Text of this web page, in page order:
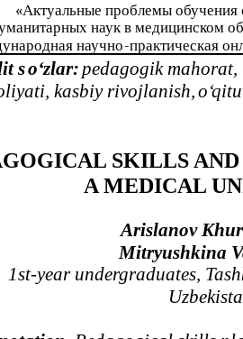
«Актуальные проблемы обучения
наук в медицинском
научно-практическая
so‘zlar: pedagogik
kasbiy rivojlanish,o‘
SKILLS
A MEDICAL
Arislanov
Mitryushkina
1st-year undergraduates,